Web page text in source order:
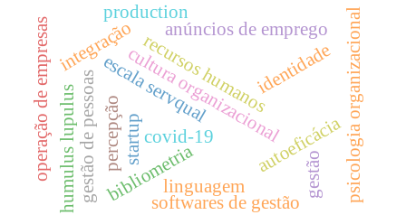
cultura organizacionalautoeficáciapsicologia organizacional
escala servqual
integração
covid-19
bibliometria gestão
startup
gestão de pessoas recursos humanos
linguagem
identidade
anúncios de emprego
operação de empresas percepção
humulus lupulus
production
softwares de gestão